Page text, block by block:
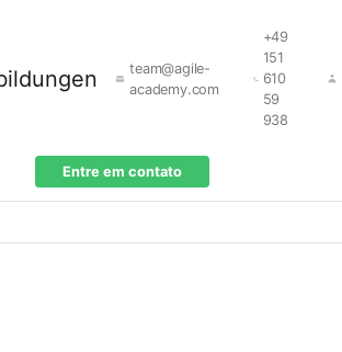
team@agile-
academy.com
+49
151
610
59
938
Entre em contato